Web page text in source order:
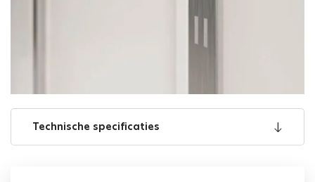
Technische specificaties